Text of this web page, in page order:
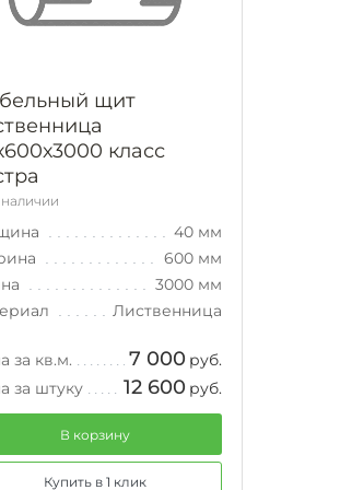
щит
класс
40 мм
600 мм
3000 мм
Лиственница
за кв.м. 7 000 руб.
за штуку
12 600 руб.
В корзину
Купить в 1 клик